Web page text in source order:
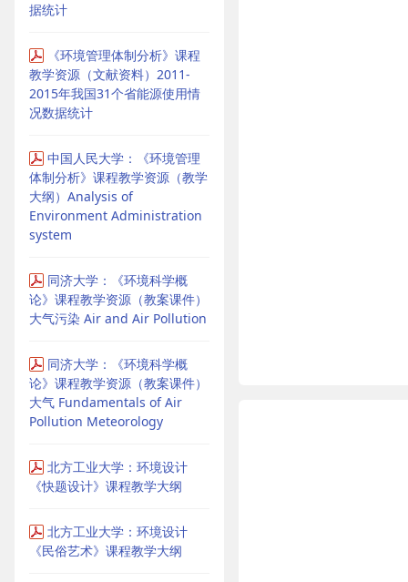
据统计
《环境管理体制分析》课程
教学资源（文献资料）2011-
2015年我国31个省能源使用情
况数据统计
中国人民大学：《环境管理
体制分析》课程教学资源（教学
大纲）Analysis of
Environment Administration
system
同济大学：《环境科学概
论》课程教学资源（教案课件）
大气污染 Air and Air Pollution
同济大学：《环境科学概
论》课程教学资源（教案课件）
大气 Fundamentals of Air
Pollution Meteorology
北方工业大学：环境设计
《快题设计》课程教学大纲
北方工业大学：环境设计
《民俗艺术》课程教学大纲